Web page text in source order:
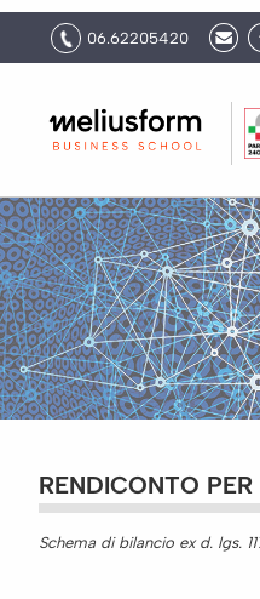
06.62205420
RENDICONTO
Schema di bilancio ex d. lgs.